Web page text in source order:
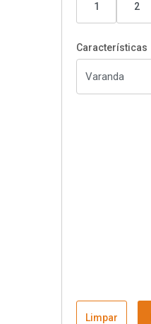
1 2
Características
Limpar